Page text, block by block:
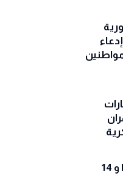
الصحة اللبنانية: 13 شهيدا و 14